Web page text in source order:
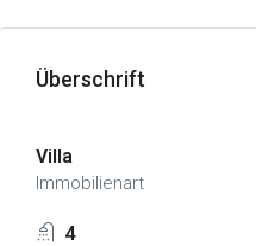
Überschrift
Villa
Immobilienart
4